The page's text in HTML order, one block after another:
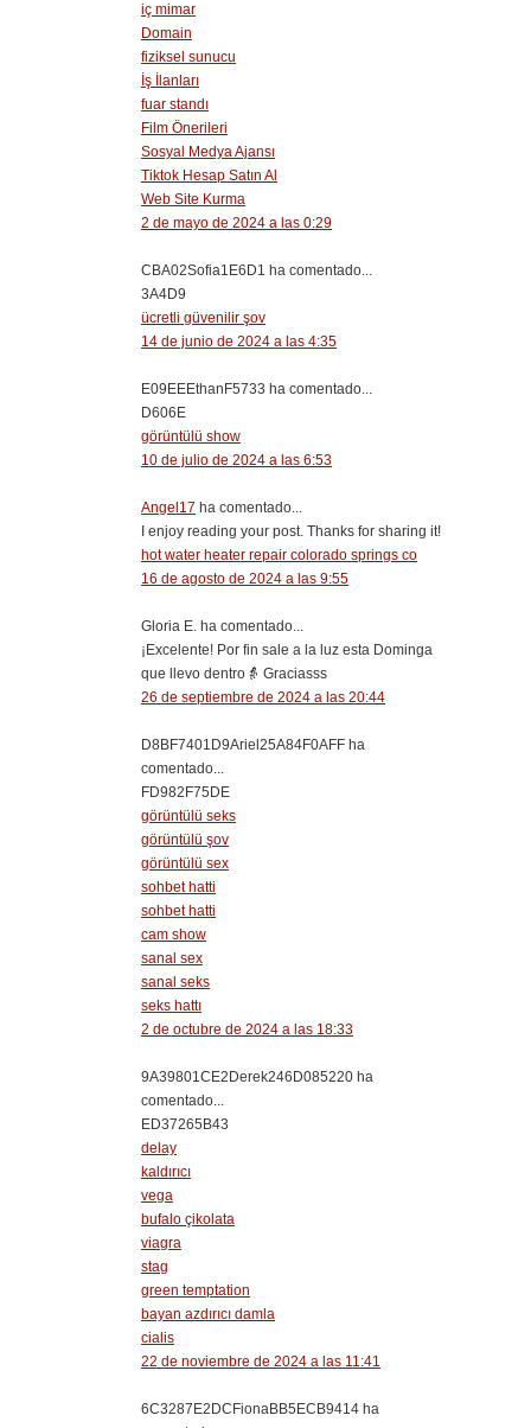
iç mimar
Domain
fiziksel sunucu
İş İlanları
fuar standı
Film Önerileri
Sosyal Medya Ajansı
Tiktok Hesap Satın Al
Web Site Kurma
2 de mayo de 2024 a las 0:29
CBA02Sofia1E6D1 ha comentado...
3A4D9
ücretli güvenilir şov
14 de junio de 2024 a las 4:35
E09EEEthanF5733 ha comentado...
D606E
görüntülü show
10 de julio de 2024 a las 6:53
Angel17 ha comentado...
I enjoy reading your post. Thanks for sharing it!
hot water heater repair colorado springs co
16 de agosto de 2024 a las 9:55
Gloria E. ha comentado...
¡Excelente! Por fin sale a la luz esta Dominga
que llevo dentro👵 Graciasss
26 de septiembre de 2024 a las 20:44
D8BF7401D9Ariel25A84F0AFF ha
comentado...
FD982F75DE
görüntülü seks
görüntülü şov
görüntülü sex
sohbet hatti
sohbet hatti
cam show
sanal sex
sanal seks
seks hattı
2 de octubre de 2024 a las 18:33
9A39801CE2Derek246D085220 ha
comentado...
ED37265B43
delay
kaldırıcı
vega
bufalo çikolata
viagra
stag
green temptation
bayan azdırıcı damla
cialis
22 de noviembre de 2024 a las 11:41
6C3287E2DCFionaBB5ECB9414 ha